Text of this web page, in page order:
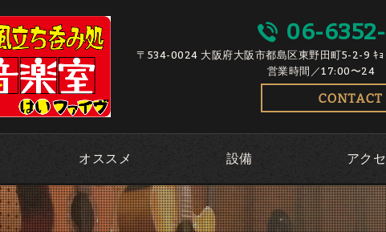
06-
〒534-0024 大阪府大阪市都島区東野田町5-2-9 ｷ
営業時間／17:00〜24
オススメ 設備 アク